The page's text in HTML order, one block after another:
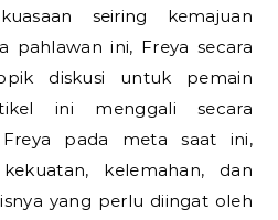
seiring kemajuan
pahlawan ini, Freya secara
diskusi untuk pemain
ini menggali secara
pada meta saat ini,
kelemahan, dan
yang perlu diingat oleh